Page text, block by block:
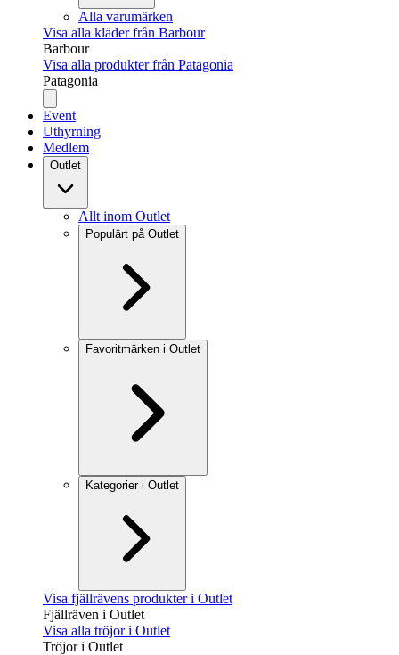
Alla varumärken
Visa alla kläder från Barbour
Barbour
Visa alla produkter från Patagonia
Patagonia
Event
Uthyrning
Medlem
Outlet
Allt inom Outlet
Populärt på Outlet
Favoritmärken i Outlet
Kategorier i Outlet
Visa fjällrävens produkter i Outlet
Fjällräven i Outlet
Visa alla tröjor i Outlet
Tröjor i Outlet